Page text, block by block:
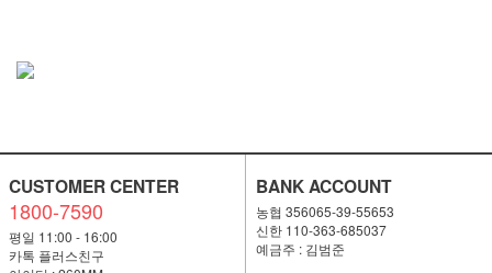
CUSTOMER CENTER
1800-7590
평일 11:00 - 16:00
카톡 플러스친구
BANK ACCOUNT
농협 356065-39-55653
신한 110-363-685037
예금주 : 김범준